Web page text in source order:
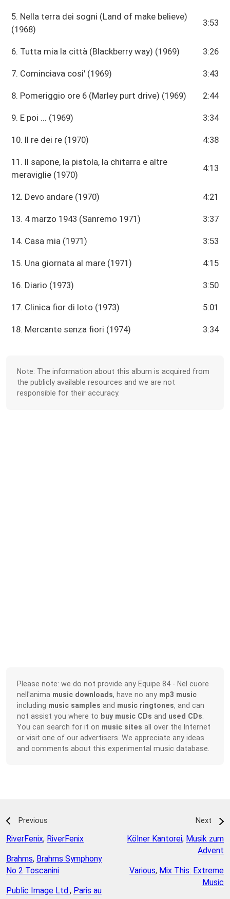
5. Nella terra dei sogni (Land of make believe)
(1968)
3:53
6. Tutta mia la città (Blackberry way) (1969) 3:26
7. Cominciava cosi' (1969) 3:43
8. Pomeriggio ore 6 (Marley purt drive) (1969) 2:44
9. E poi ... (1969) 3:34
10. Il re dei re (1970) 4:38
11. Il sapone, la pistola, la chitarra e altre
meraviglie (1970)
4:13
12. Devo andare (1970) 4:21
13. 4 marzo 1943 (Sanremo 1971) 3:37
14. Casa mia (1971) 3:53
15. Una giornata al mare (1971) 4:15
16. Diario (1973) 3:50
17. Clinica fior di loto (1973) 5:01
18. Mercante senza fiori (1974) 3:34
Note: The information about this album is acquired from
the publicly available resources and we are not
responsible for their accuracy.
Please note: we do not provide any Equipe 84 - Nel cuore
nell'anima music downloads, have no any mp3 music
including music samples and music ringtones, and can
not assist you where to buy music CDs and used CDs
You can search for it on music sites all over the Internet
or visit one of our advertisers. We appreciate any ideas
and comments about this experimental music database.
Previous
RiverFenix, RiverFenix
Brahms, Brahms Symphony
No 2 Toscanini
Public Image Ltd., Paris au
Next
Kölner Kantorei, Musik zum
Advent
Various, Mix This: Extreme
Music